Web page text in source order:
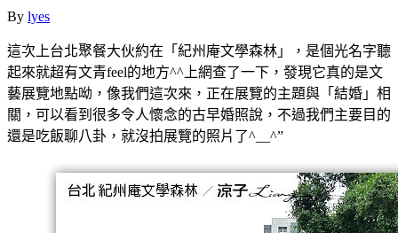
By lyes
這次上台北聚餐大伙約在「紀州庵文學森林」，是個光名字聽
起來就超有文青feel的地方^^上網查了一下，發現它真的是文
藝展覽地點呦，像我們這次來，正在展覽的主題與「結婚」相
關，可以看到很多令人懷念的古早婚照說，不過我們主要目的
還是吃飯聊八卦，就沒拍展覽的照片了^__^”